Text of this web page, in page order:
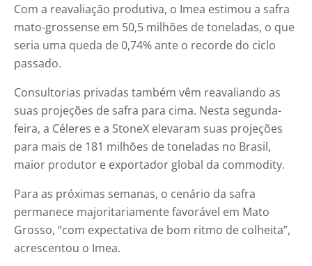
Com a reavaliação produtiva, o Imea estimou a safra
mato-grossense em 50,5 milhões de toneladas, o que
seria uma queda de 0,74% ante o recorde do ciclo
passado.
Consultorias privadas também vêm reavaliando as
suas projeções de safra para cima. Nesta segunda-
feira, a Céleres e a StoneX elevaram suas projeções
para mais de 181 milhões de toneladas no Brasil,
maior produtor e exportador global da commodity.
Para as próximas semanas, o cenário da safra
permanece majoritariamente favorável em Mato
Grosso, “com expectativa de bom ritmo de colheita”,
acrescentou o Imea.